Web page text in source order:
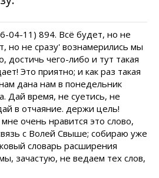
04-11) 894. Всё будет, но не
но не сразу' вознамерились мы
достичь чего-либо и тут такая
Это приятно; и как раз такая
дана нам в понедельник
Дай время, не суетись, не
в отчаяние. держи цель!
очень нравится это слово,
с Волей Свыше; собираю уже
словарь расширения
зачастую, не ведаем тех слов,